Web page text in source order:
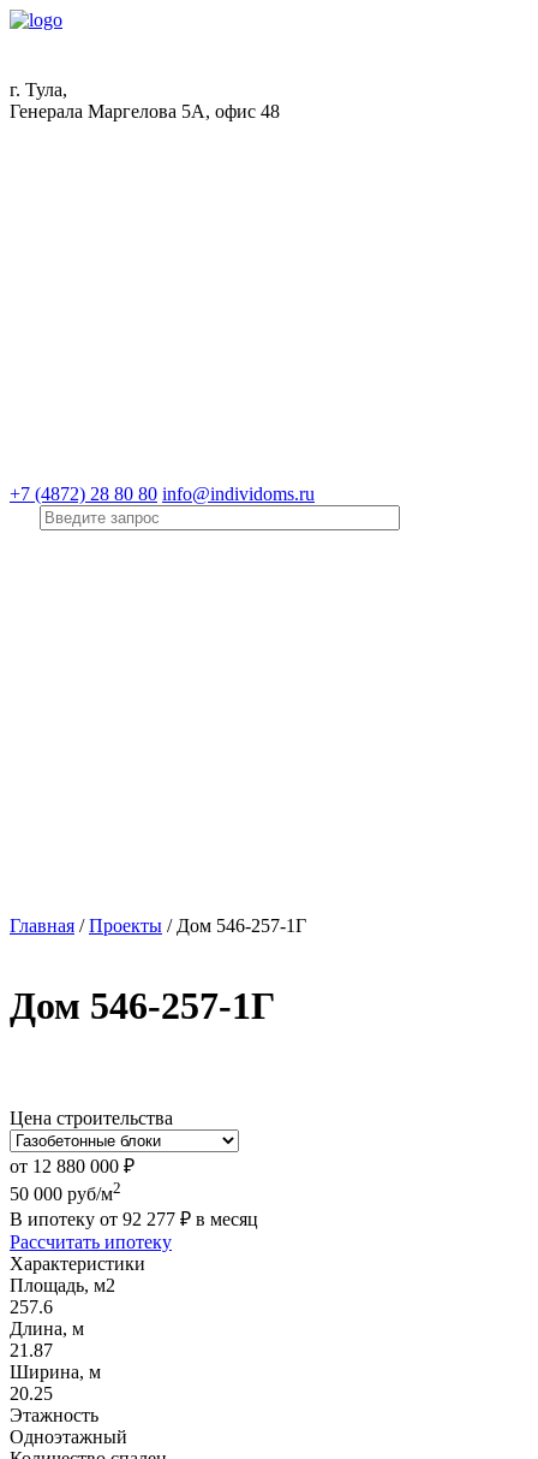
г. Тула,
Генерала Маргелова 5А, офис 48
+7 (4872) 28 80 80 info@individoms.ru
Главная /Проекты / Дом 546-257-1Г
Дом 546-257-1Г
Цена строительства
от 12 880 000 ₽
50 000 руб/м2
В ипотеку от 92 277 ₽ в месяц
Рассчитать ипотеку
Характеристики
Площадь, м2
257.6
Длина, м
21.87
Ширина, м
20.25
Этажность
Одноэтажный